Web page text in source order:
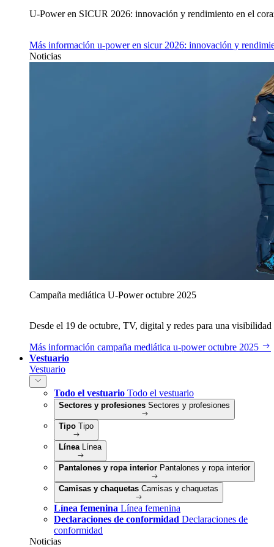
U‑Power en SICUR 2026: innovación y rendimiento en el
Más información u‑power en sicur 2026: innovación y
Noticias
Campaña mediática U‑Power octubre 2025
Desde el 19 de octubre, TV, digital y redes para una
Más información campaña mediática u‑power octubre 2025
Vestuario
Vestuario
Todo el vestuario Todo el vestuario
Sectores y profesiones Sectores y profesiones
Tipo Tipo
Línea Línea
Pantalones y ropa interior Pantalones y ropa interior
Camisas y chaquetas Camisas y chaquetas
Línea femenina Línea femenina
Declaraciones de conformidad Declaraciones de
conformidad
Noticias